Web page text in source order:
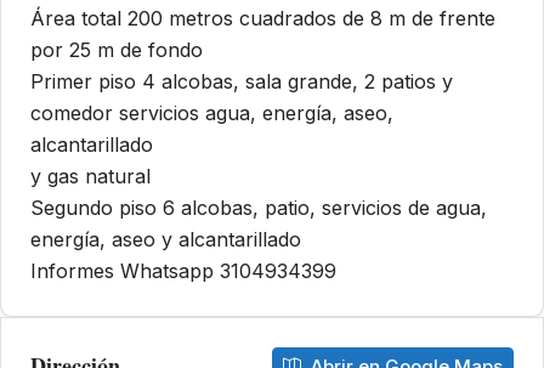
Área total 200 metros cuadrados de 8 m de frente
por 25 m de fondo
Primer piso 4 alcobas, sala grande, 2 patios y
comedor servicios agua, energía, aseo,
alcantarillado
y gas natural
Segundo piso 6 alcobas, patio, servicios de agua,
energía, aseo y alcantarillado
Informes Whatsapp 3104934399